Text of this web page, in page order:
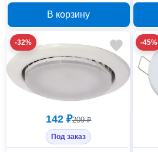
GU5.3 белый IT8096
В корзину
-32%
142 ₽209 ₽
Под заказ
-45%